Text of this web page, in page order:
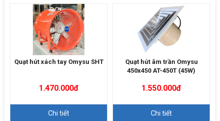
Quạt hút xách tay Omysu SHT
1.470.000đ
Chi tiết
Quạt hút âm trần Omysu
450x450 AT-450T (45W)
1.550.000đ
Chi tiết